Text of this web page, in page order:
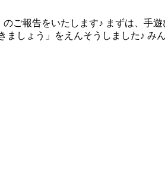
ご報告をいたします♪ まずは、手
ましょう」をえんそうしました♪ み